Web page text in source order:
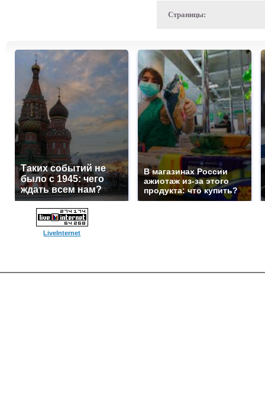
Страницы:
Таких событий не
было с 1945: чего
ждать всем нам?
В магазинах России
ажиотаж из-за этого
продукта: что купить?
LiveInternet